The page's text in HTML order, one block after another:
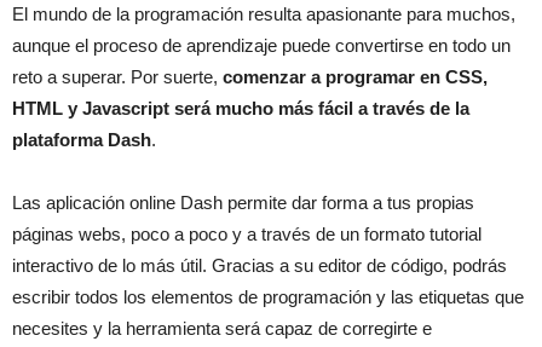
El mundo de la programación resulta apasionante para muchos,
aunque el proceso de aprendizaje puede convertirse en todo un
reto a superar. Por suerte, comenzar a programar en CSS,
HTML y Javascript será mucho más fácil a través de la
plataforma Dash.
Las aplicación online Dash permite dar forma a tus propias
páginas webs, poco a poco y a través de un formato tutorial
interactivo de lo más útil. Gracias a su editor de código, podrás
escribir todos los elementos de programación y las etiquetas que
necesites y la herramienta será capaz de corregirte e